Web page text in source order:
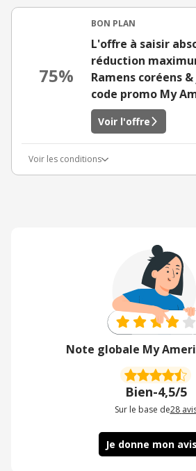
75%
BON PLAN
L'offre à saisir
réduction
Ramens coréens
code promo My
Voir l'offre
Voir les conditions
Note globale My
Bien-4,5/5
Sur le base de28
Je donne mon avis